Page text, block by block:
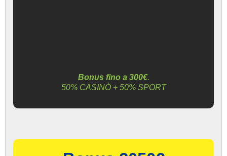
Bonus fino a 300€.
50% CASINÒ + 50% SPORT